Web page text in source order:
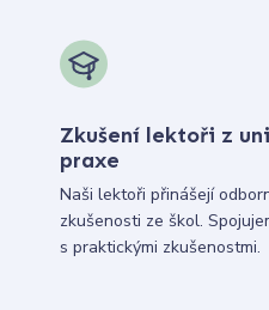
Zkušení lektoři z
praxe
Naši lektoři přinášejí
zkušenosti ze škol.
s praktickými zkušenostmi.